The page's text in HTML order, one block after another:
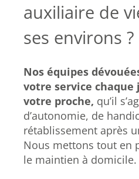
auxiliaire de
ses environs ?
Nos équipes
votre service
votre proche, qu’il
d’autonomie, de
rétablissement après
Nous mettons tout en
le maintien à domicile.